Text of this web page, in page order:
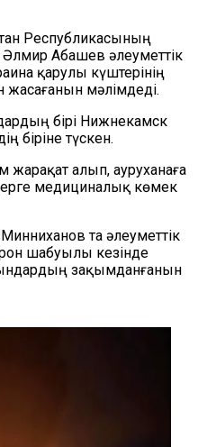
Республикасының
Абашев әлеуметтік
қарулы күштерінің
жасағанын мәлімдеді.
бірі Нижнекамск
біріне түскен.
алып, ауруханаға
медициналық көмек
та әлеуметтік
шабуылы кезінде
зақымданғанын